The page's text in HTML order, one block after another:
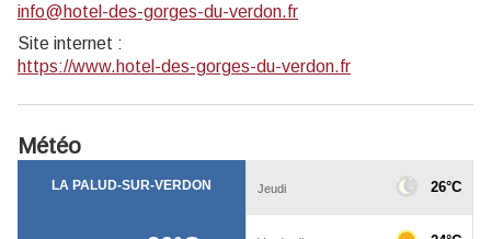
info@hotel-des-gorges-du-verdon.fr
Site internet :
https://www.hotel-des-gorges-du-verdon.fr
Météo